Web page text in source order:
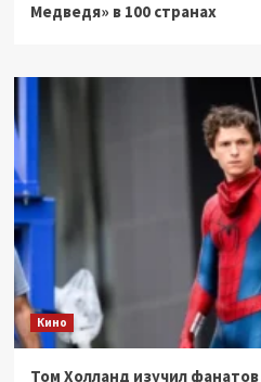
Медведя» в 100 странах
Кино
Том Холланд изучил